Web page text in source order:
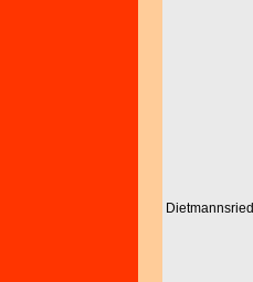
Dietmannsried